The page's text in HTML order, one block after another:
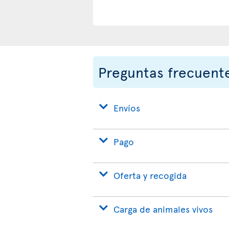
Preguntas
Envíos
Pago
Oferta y recogida
Carga de animales vivos